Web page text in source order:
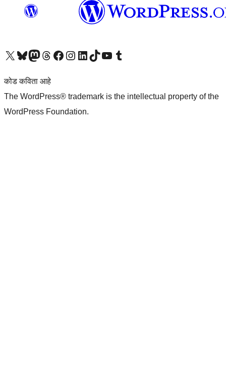
आमच्या X (एक्स) (पूर्वीचे ट्विटर) खात्याला भेट द्या आमच्या ब्लूस्की खात्याला भेट द्या.आमच्या Mastodon खात्याला भेट द्या.आमच्या थ्रेड्स खात्याला भेट द्या. आमच्या फेसबुक पेजला भेट द्या आमच्या इंस्टाग्राम खात्याला भेट द्या आमच्या लिंक्डइन खात्याला भेट द्या आमच्या टिकटॉक अकाउंटला भेट द्या.आमच्या यूट्यूब चॅनेलला भेट द्या आमच्या टंबलर खात्याला भेट द्या.
कोड कविता आहे
The WordPress® trademark is the intellectual property of the
WordPress Foundation.